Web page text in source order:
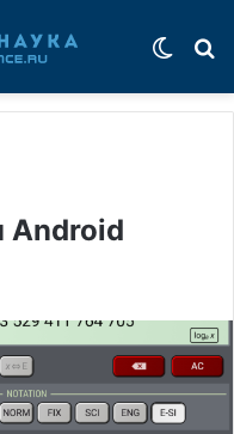
Android